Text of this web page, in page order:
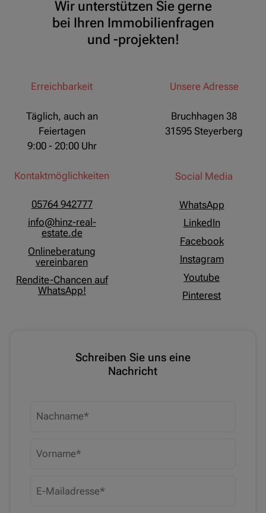
Wir unterstützen Sie gerne
bei Ihren Immobilienfragen
und -projekten!
Erreichbarkeit
Täglich, auch an
Feiertagen
9:00 - 20:00 Uhr
Kontaktmöglichkeiten
05764 942777
info@hinz-real-
estate.de
Onlineberatung
vereinbaren
Rendite-Chancen auf
WhatsApp!
Unsere Adresse
Bruchhagen 38
31595 Steyerberg
Social Media
WhatsApp
LinkedIn
Facebook
Instagram
Youtube
Pinterest
Schreiben Sie uns eine
Nachricht